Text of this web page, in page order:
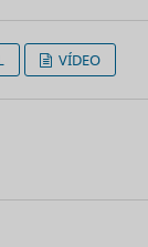
VÍDEO